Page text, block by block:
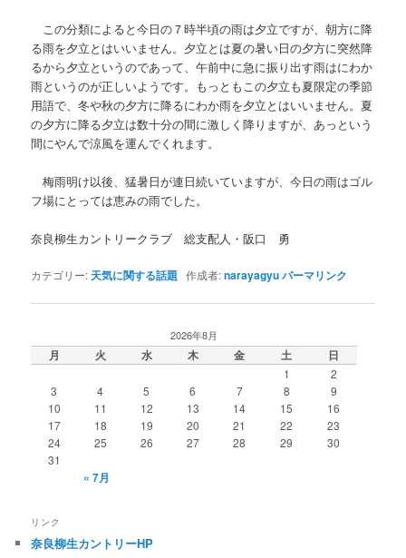
この分類によると今日の７時半頃の雨は夕立ですが、朝方に降
る雨を夕立とはいいません。夕立とは夏の暑い日の夕方に突然降
るから夕立というのであって、午前中に急に振り出す雨はにわか
雨というのが正しいようです。もっともこの夕立も夏限定の季節
用語で、冬や秋の夕方に降るにわか雨を夕立とはいいません。夏
の夕方に降る夕立は数十分の間に激しく降りますが、あっという
間にやんで涼風を運んでくれます。
梅雨明け以後、猛暑日が連日続いていますが、今日の雨はゴル
フ場にとっては恵みの雨でした。
奈良柳生カントリークラブ 総支配人・阪口 勇
カテゴリー: 天気に関する話題 作成者:narayagyuパーマリンク
2026年8月
月 火 水 木 金 土 日
1
2
3
4 5 6 7 8
9
10
11 12 13 14 15
16
17
18 19 20 21 22
23
24
25 26 27 28 29
30
31
« 7月
リンク
奈良柳生カントリーHP